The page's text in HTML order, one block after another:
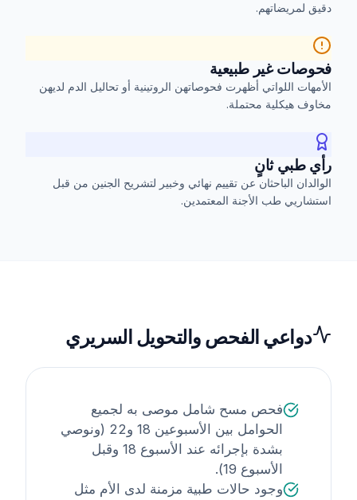
دقيق لمريضاتهم.
فحوصات غير طبيعية
الأمهات اللواتي أظهرت فحوصاتهن الروتينية أو تحاليل الدم لديهن
مخاوف هيكلية محتملة.
رأي طبي ثانٍ
الوالدان الباحثان عن تقييم نهائي وخبير لتشريح الجنين من قبل
استشاريي طب الأجنة المعتمدين.
دواعي الفحص والتحويل السريري
فحص مسح شامل موصى به لجميع
الحوامل بين الأسبوعين 18 و22 (ونوصي
بشدة بإجرائه عند الأسبوع 18 وقبل
الأسبوع 19).
وجود حالات طبية مزمنة لدى الأم مثل